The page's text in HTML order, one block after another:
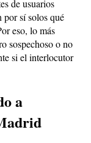
de usuarios
por sí solos qué
eso, lo más
sospechoso o no
si el interlocutor
a